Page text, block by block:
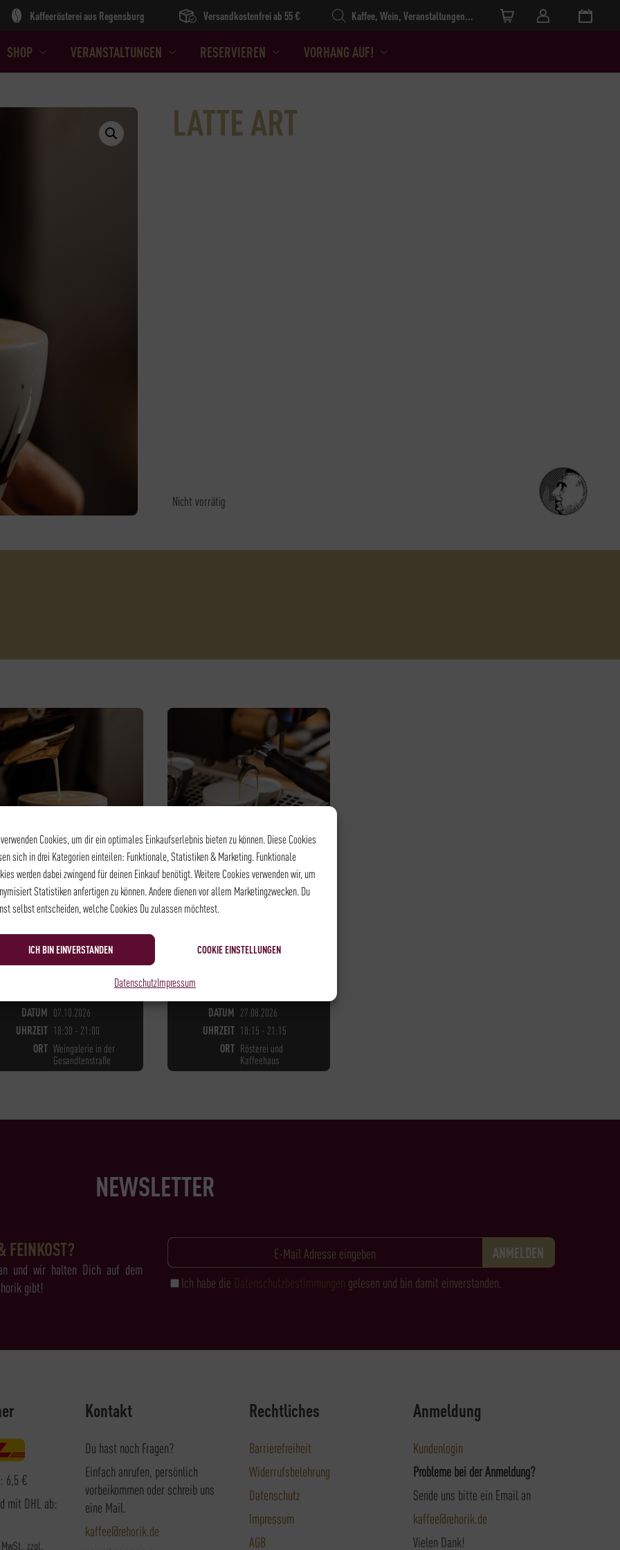
Cookies, um dir ein optimales Einkaufserlebnis bieten zu können. Diese Cookies
sich in drei Kategorien einteilen: Funktionale, Statistiken & Marketing. Funktionale
werden dabei zwingend für deinen Einkauf benötigt. Weitere Cookies verwenden wir, um
Statistiken anfertigen zu können. Andere dienen vor allem Marketingzwecken. Du
selbst entscheiden, welche Cookies Du zulassen möchtest.
ICH BIN EINVERSTANDEN COOKIE EINSTELLUNGEN
DatenschutzImpressum
SHOP VERANSTALTUNGEN RESERVIEREN VORHANG AUF!
Kaffeerösterei aus Regensburg Versandkostenfrei ab 55 €
Products search
LATTE ART
Nicht vorrätig
KAFFEE - LATTE ART
LATTE ART
DATUM 07.10.2026
UHRZEIT 18:30 - 21:00
ORT Weingalerie in der
Gesandtenstraße
KAFFEE - BARISTA LEVEL I
BARISTA LEVEL I
DATUM 27.08.2026
UHRZEIT 18:15 - 21:15
ORT Rösterei und
Kaffeehaus
NEWSLETTER
FEINKOST?
und wir halten Dich auf dem
gibt!
Ich habe die Datenschutzbestimmungen gelesen und bin damit einverstanden.
6,5 €
mit DHL ab:
zzgl.
Kontakt
Du hast noch Fragen?
Einfach anrufen, persönlich
vorbeikommen oder schreib uns
eine Mail.
kaffee@rehorik.de
Rechtliches
Barrierefreiheit
Widerrufsbelehrung
Datenschutz
Impressum
AGB
Anmeldung
Kundenlogin
Probleme bei der Anmeldung?
Sende uns bitte ein Email an
kaffee@rehorik.de
Vielen Dank!